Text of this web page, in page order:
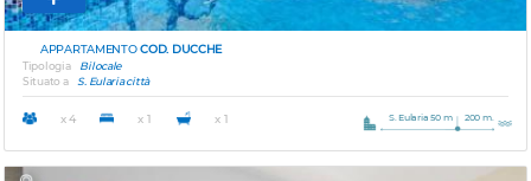
APPARTAMENTOCOD. DUCCHE
Tipologia
Bilocale
Situato a
S. Eularia città
x 4 x 1 x 1 S. Eularia 50 m 200 m.